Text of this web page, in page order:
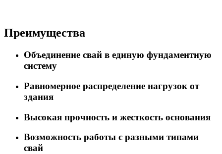
Преимущества
Объединение свай в единую фундаментную
систему
Равномерное распределение нагрузок от
здания
Высокая прочность и жесткость основания
Возможность работы с разными типами
свай